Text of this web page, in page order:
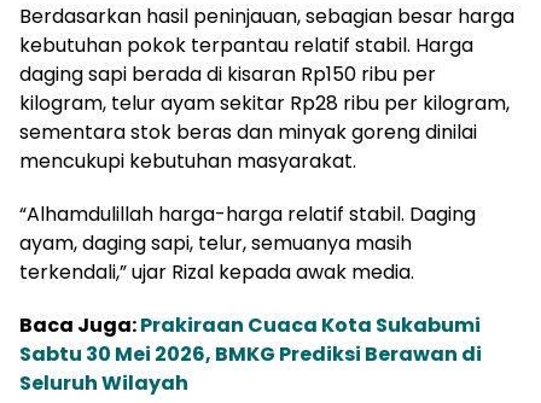
Berdasarkan hasil peninjauan, sebagian besar harga
kebutuhan pokok terpantau relatif stabil. Harga
daging sapi berada di kisaran Rp150 ribu per
kilogram, telur ayam sekitar Rp28 ribu per kilogram,
sementara stok beras dan minyak goreng dinilai
mencukupi kebutuhan masyarakat.
“Alhamdulillah harga-harga relatif stabil. Daging
ayam, daging sapi, telur, semuanya masih
terkendali,” ujar Rizal kepada awak media.
Baca Juga:Prakiraan Cuaca Kota Sukabumi
Sabtu 30 Mei 2026, BMKG Prediksi Berawan di
Seluruh Wilayah